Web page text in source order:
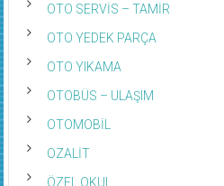
OTO SERVİS – TAMİR
OTO YEDEK PARÇA
OTO YIKAMA
OTOBÜS – ULAŞIM
OTOMOBİL
OZALİT
ÖZEL OKUL